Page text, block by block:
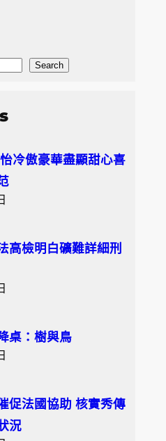
Search
冷傲豪華盡顯甜心喜
高檢明白礦難詳細刑
桌：樹與鳥
促法國協助 核實秀傳
況